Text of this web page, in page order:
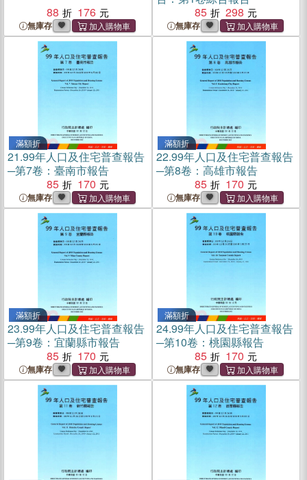
88 176
無庫存
85
298
無庫存
滿額折
21.99年人口及住宅普查報告
─第7卷：臺南市報告
85
170
無庫存
滿額折
22.99年人口及住宅普查報告
─第8卷：高雄市報告
85
170
無庫存
滿額折
23.99年人口及住宅普查報告
─第9卷：宜蘭縣市報告
85
170
無庫存
滿額折
24.99年人口及住宅普查報告
─第10卷：桃園縣報告
85
170
無庫存